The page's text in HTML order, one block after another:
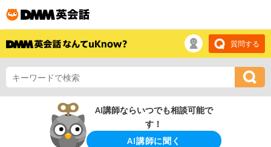
質問する
AI講師ならいつでも相談可能で
す！
AI講師に聞く